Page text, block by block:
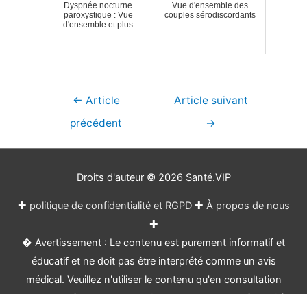
Dyspnée nocturne
paroxystique : Vue
d'ensemble et plus
Vue d'ensemble des
couples sérodiscordants
Navigation
← Article
précédent
Article suivant
→
Droits d'auteur © 2026 Santé.VIP
✚ politique de confidentialité et RGPD✚ À propos de nous
✚
� Avertissement : Le contenu est purement informatif et
éducatif et ne doit pas être interprété comme un avis
médical. Veuillez n'utiliser le contenu qu'en consultation